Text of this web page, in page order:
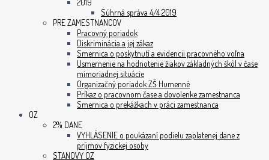
2019
Súhrná správa 4/4 2019
PRE ZAMESTNANCOV
Pracovný poriadok
Diskriminácia a jej zákaz
Smernica o poskytnutí a evidencii pracovného voľna
Usmernenie na hodnotenie žiakov základných škôl v čase
mimoriadnej situácie
Organizačný poriadok ZŠ Humenné
Príkaz o pracovnom čase a dovolenke zamestnanca
Smernica o prekážkach v práci zamestnanca
OZ
2% DANE
VYHLÁSENIE o poukázaní podielu zaplatenej dane z
príjmov fyzickej osoby
STANOVY OZ